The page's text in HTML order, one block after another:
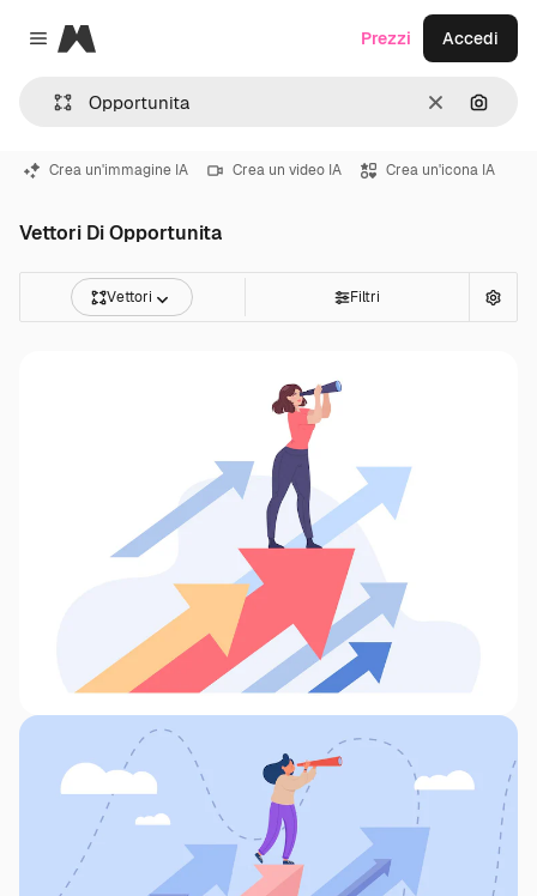
Close menu
Magnific
CancellaCerca
Prezzi Accedi
Crea un'immagine IA Crea un video IA Crea un'icona IA
Vettori Di Opportunita
Vettori Filtri